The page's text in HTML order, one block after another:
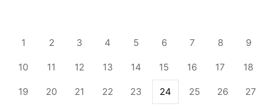
1 2 3 4 5 6 7 8 9
10 11 12 13 14 15 16 17 18
19 20 21 22 23 24 25 26 27